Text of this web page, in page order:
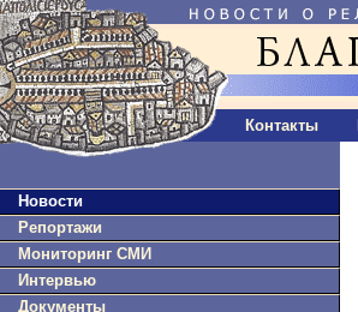
Контакты
Новости
Репортажи
Мониторинг СМИ
Интервью
Документы